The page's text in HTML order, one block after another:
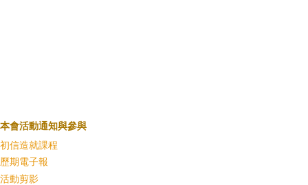
本會活動通知與參與
初信造就課程
歷期電子報
活動剪影